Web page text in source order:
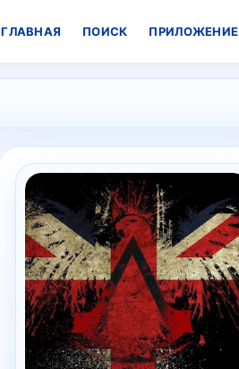
ГЛАВНАЯ ПОИСК ПРИЛОЖЕНИЕ